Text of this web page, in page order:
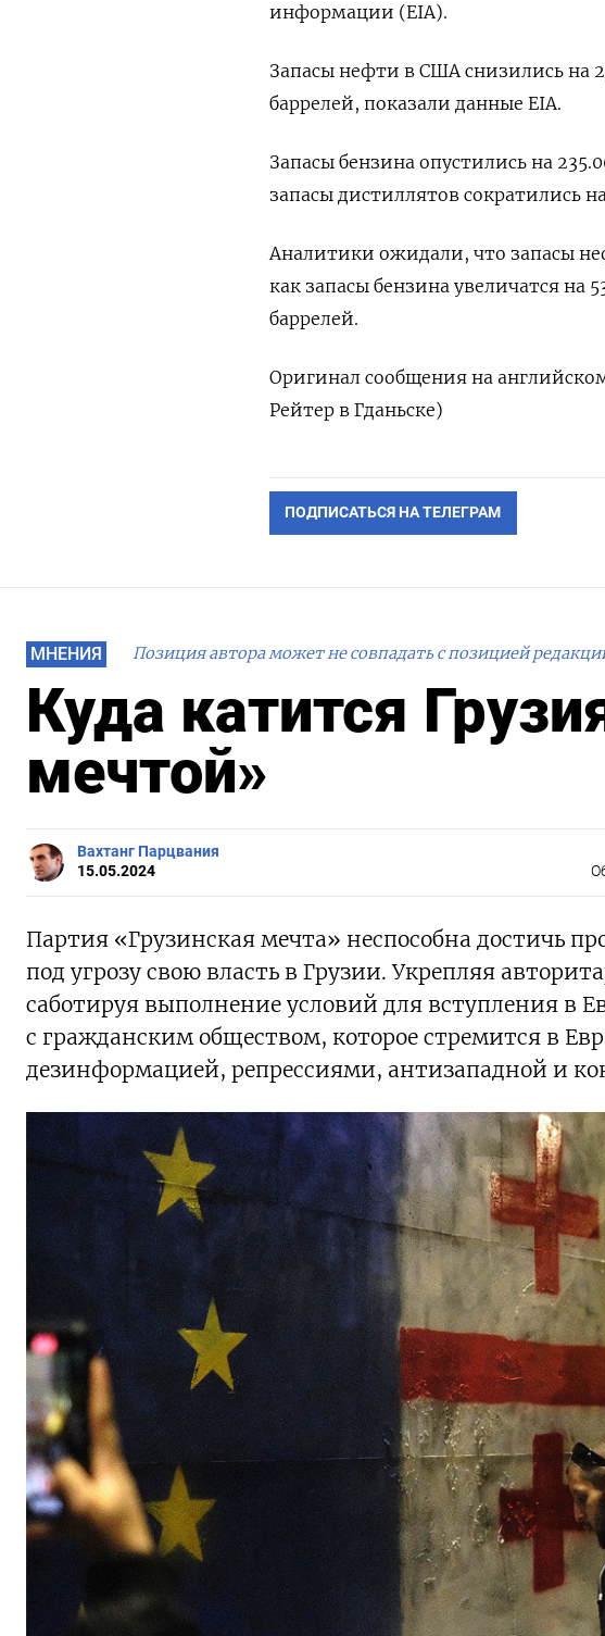
информации (EIA).
Запасы нефти в США снизились на
баррелей, показали данные EIA.
Запасы бензина опустились на
запасы дистиллятов сократились
Аналитики ожидали, что запасы
как запасы бензина увеличатся на
баррелей.
Оригинал сообщения на
Рейтер в Гданьске)
ПОДПИСАТЬСЯ НА ТЕЛЕГРАМ
МНЕНИЯ Позиция автора может не совпадать с позицией
Куда катится
мечтой»
Вахтанг Парцвания
15.05.2024
Партия «Грузинская мечта» неспособна достичь
под угрозу свою власть в Грузии. Укрепляя
саботируя выполнение условий для вступления в
с гражданским обществом, которое стремится в
дезинформацией, репрессиями, антизападной и